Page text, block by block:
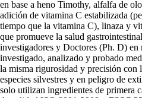
en base a heno Timothy, alfalfa de
adición de vitamina C estabilizada
tiempo que la vitamina C), linaza y
que promueve la salud
investigadores y Doctores (Ph. D)
investigado, analizado y probado
la misma rigurosidad y precisión con
especies silvestres y en peligro de
solo utilizan ingredientes de primera